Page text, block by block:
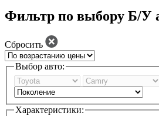
Фильтр по выбору Б/У
Сбросить
Выбор авто:
Характеристики: